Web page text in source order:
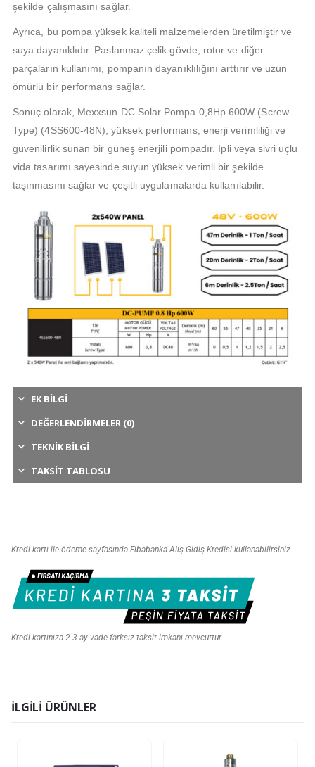
şekilde çalışmasını sağlar.
Ayrıca, bu pompa yüksek kaliteli malzemelerden üretilmiştir ve
suya dayanıklıdır. Paslanmaz çelik gövde, rotor ve diğer
parçaların kullanımı, pompanın dayanıklılığını arttırır ve uzun
ömürlü bir performans sağlar.
Sonuç olarak, Mexxsun DC Solar Pompa 0,8Hp 600W (Screw
Type) (4SS600-48N), yüksek performans, enerji verimliliği ve
güvenilirlik sunan bir güneş enerjili pompadır. İpli veya sivri uçlu
vida tasarımı sayesinde suyun yüksek verimli bir şekilde
taşınmasını sağlar ve çeşitli uygulamalarda kullanılabilir.
EK BILGI
DEĞERLENDIRMELER (0)
TEKNIK BILGI
TAKSIT TABLOSU
Kredi kartı ile ödeme sayfasında Fibabanka Alış Gidiş Kredisi kullanabilirsiniz
Kredi kartınıza 2-3 ay vade farksız taksit imkanı mevcuttur.
İLGILI ÜRÜNLER